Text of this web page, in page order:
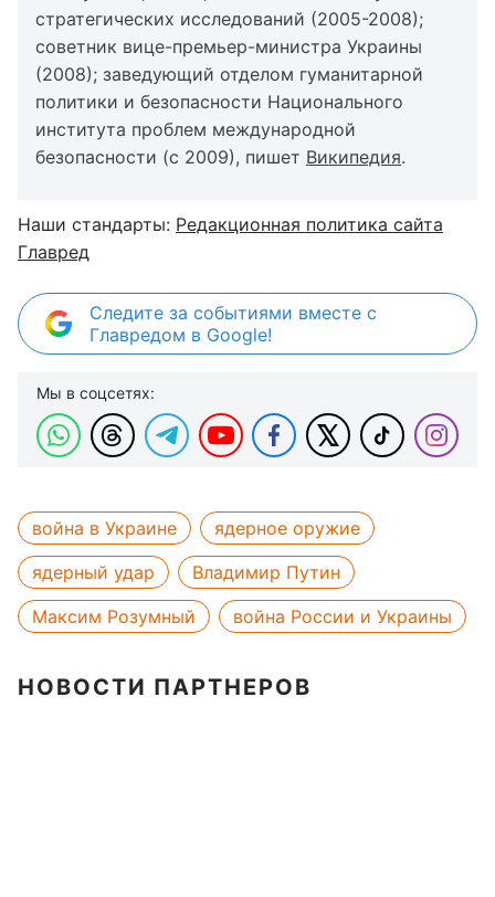
стратегических исследований (2005-2008);
советник вице-премьер-министра Украины
(2008); заведующий отделом гуманитарной
политики и безопасности Национального
института проблем международной
безопасности (с 2009), пишет Википедия.
Наши стандарты: Редакционная политика сайта
Главред
Следите за событиями вместе с
Главредом в Google!
Мы в соцсетях:
война в Украине
ядерное оружие
ядерный удар
Владимир Путин
Максим Розумный
война России и Украины
НОВОСТИ ПАРТНЕРОВ